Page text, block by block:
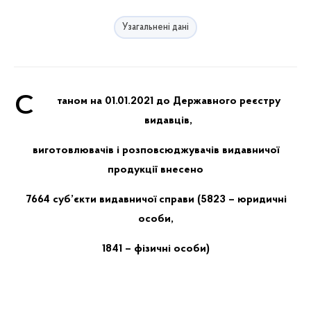
Узагальнені дані
С
таном на 01.01.2021 до Державного реєстру
видавців,
виготовлювачів і розповсюджувачів видавничої
продукції внесено
7664 суб’єкти видавничої справи (5823 – юридичні
особи,
1841 – фізичні особи)